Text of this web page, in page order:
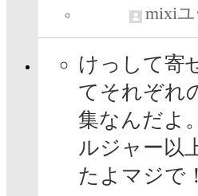
mixi
けっして寄
てそれぞれ
集なんだよ
ルジャー以
たよマジで！